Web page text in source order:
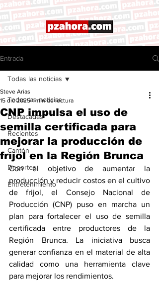
Entrada
Todas las noticias
Destacadas
Recientes
Cantón
Deportes
Entretenimiento
Todas las noticias
CNP impulsa el uso de
semilla certificada para
mejorar la producción de
frijol en la Región Brunca
Steve Arias
15 dic 2025 1 min de lectura
Con el objetivo de aumentar la
producción y reducir costos en el cultivo
de frijol, el Consejo Nacional de
Producción (CNP) puso en marcha un
plan para fortalecer el uso de semilla
certificada entre productores de la
Región Brunca. La iniciativa busca
generar confianza en el material de alta
calidad como una herramienta clave
para mejorar los rendimientos.